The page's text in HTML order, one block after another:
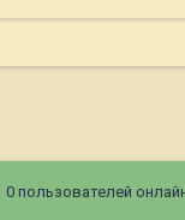
0 пользователей